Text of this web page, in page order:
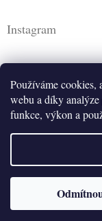
Používáme
webu a díky
funkce, výkon a
Instagram